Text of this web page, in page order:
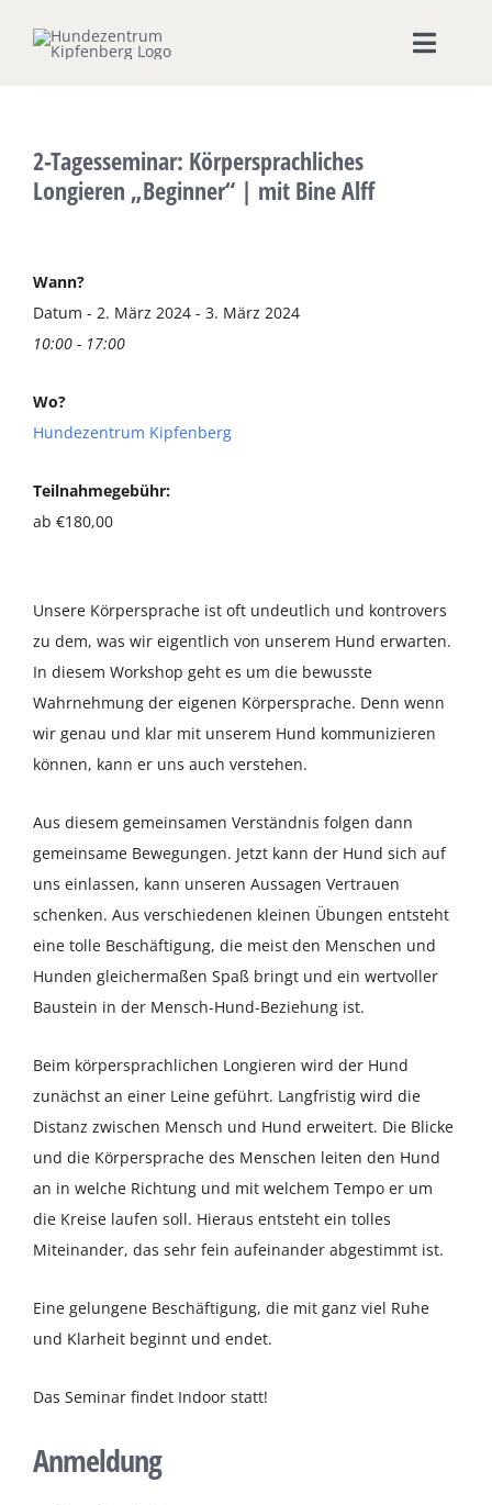
Inhalt
Toggle
Hundeschule
Unsere Shops
Über uns
Kontakt & Anfahrt
Öffnungszeiten
2-Tagesseminar: Körpersprachliches
Longieren „Beginner“ | mit Bine Alff
grösseres
Bild
Wann?
Datum - 2. März 2024 - 3. März 2024
10:00 - 17:00
Wo?
Hundezentrum Kipfenberg
Teilnahmegebühr:
ab €180,00
Unsere Körpersprache ist oft undeutlich und kontrovers
zu dem, was wir eigentlich von unserem Hund erwarten.
In diesem Workshop geht es um die bewusste
Wahrnehmung der eigenen Körpersprache. Denn wenn
wir genau und klar mit unserem Hund kommunizieren
können, kann er uns auch verstehen.
Aus diesem gemeinsamen Verständnis folgen dann
gemeinsame Bewegungen. Jetzt kann der Hund sich auf
uns einlassen, kann unseren Aussagen Vertrauen
schenken. Aus verschiedenen kleinen Übungen entsteht
eine tolle Beschäftigung, die meist den Menschen und
Hunden gleichermaßen Spaß bringt und ein wertvoller
Baustein in der Mensch-Hund-Beziehung ist.
Beim körpersprachlichen Longieren wird der Hund
zunächst an einer Leine geführt. Langfristig wird die
Distanz zwischen Mensch und Hund erweitert. Die Blicke
und die Körpersprache des Menschen leiten den Hund
an in welche Richtung und mit welchem Tempo er um
die Kreise laufen soll. Hieraus entsteht ein tolles
Miteinander, das sehr fein aufeinander abgestimmt ist.
Eine gelungene Beschäftigung, die mit ganz viel Ruhe
und Klarheit beginnt und endet.
Das Seminar findet Indoor statt!
Anmeldung